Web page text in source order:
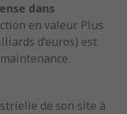
dans
en valeur. Plus
d’euros) est
de son site à